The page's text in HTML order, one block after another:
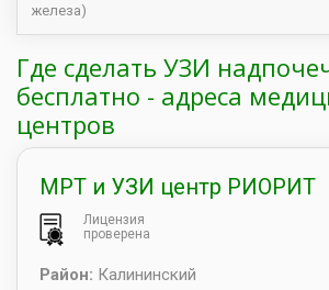
железа)
Где сделать УЗИ
бесплатно - адреса
центров
МРТ и УЗИ центр РИОРИТ
Лицензия
проверена
Район: Калининский